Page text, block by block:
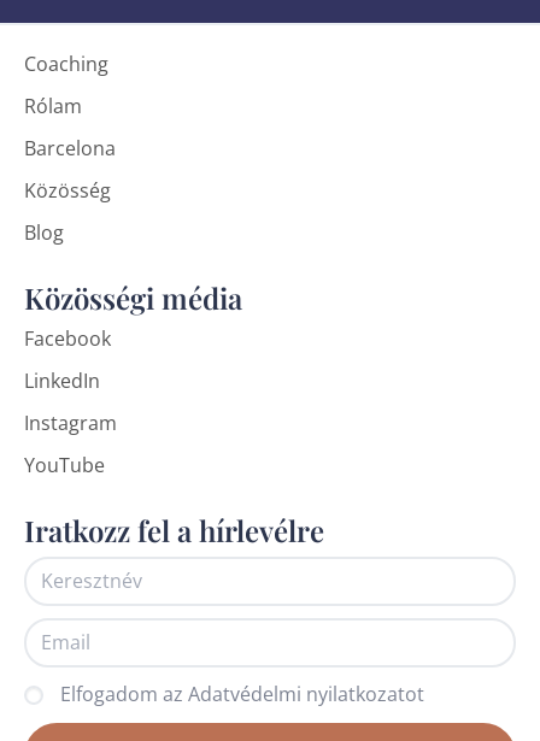
Coaching
Rólam
Barcelona
Közösség
Blog
Közösségi média
Facebook
LinkedIn
Instagram
YouTube
Iratkozz fel a hírlevélre
Elfogadom az Adatvédelmi nyilatkozatot